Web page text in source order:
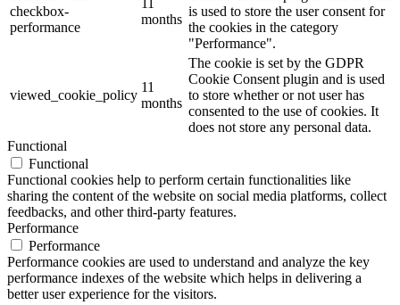
checkbox-
performance
months
is used to store the user consent for
the cookies in the category
"Performance".
viewed_cookie_policy
11
months
The cookie is set by the GDPR
Cookie Consent plugin and is used
to store whether or not user has
consented to the use of cookies. It
does not store any personal data.
Functional
Functional
Functional cookies help to perform certain functionalities like
sharing the content of the website on social media platforms, collect
feedbacks, and other third-party features.
Performance
Performance
Performance cookies are used to understand and analyze the key
performance indexes of the website which helps in delivering a
better user experience for the visitors.